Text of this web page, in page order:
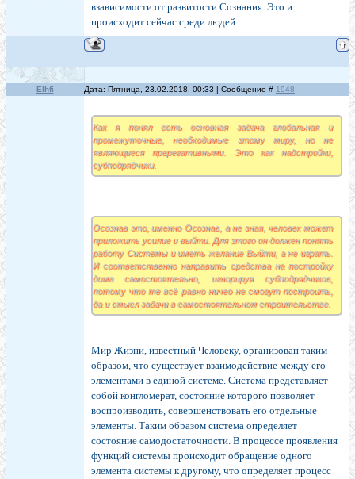
взависимости от развитости Сознания. Это и
происходит сейчас среди людей.
Elhfi Дата: Пятница, 23.02.2018, 00:33 | Сообщение # 1948
Как я понял есть основная задача глобальная и
промежуточные, необходимые этому миру, но не
являющиеся пререгативными. Это как надстройки,
субподрядчики.
Осознав это, именно Осознав, а не зная, человек может
приложить усилие и выйти. Для этого он должен понять
работу Системы и иметь желание Выйти, а не играть.
И соответственно направить средства на постройку
дома самостоятельно, игнорируя субподрядчиков,
потому что те всё равно ничео не смогут построить,
да и смысл задачи в самостоятельном строительстве.
Мир Жизни, известный Человеку, организован таким
образом, что существует взаимодействие между его
элементами в единой системе. Система представляет
собой конгломерат, состояние которого позволяет
воспроизводить, совершенствовать его отдельные
элементы. Таким образом система определяет
состояние самодостаточности. В процессе проявления
функций системы происходит обращение одного
элемента системы к другому, что определяет процесс